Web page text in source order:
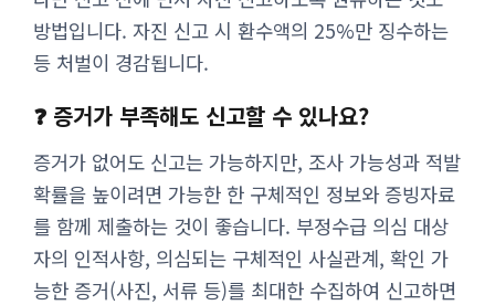
방법입니다. 자진 신고 시 환수액의 25%만 징수하는
등 처벌이 경감됩니다.
❓ 증거가 부족해도 신고할 수 있나요?
증거가 없어도 신고는 가능하지만, 조사 가능성과 적발
확률을 높이려면 가능한 한 구체적인 정보와 증빙자료
를 함께 제출하는 것이 좋습니다. 부정수급 의심 대상
자의 인적사항, 의심되는 구체적인 사실관계, 확인 가
능한 증거(사진, 서류 등)를 최대한 수집하여 신고하면